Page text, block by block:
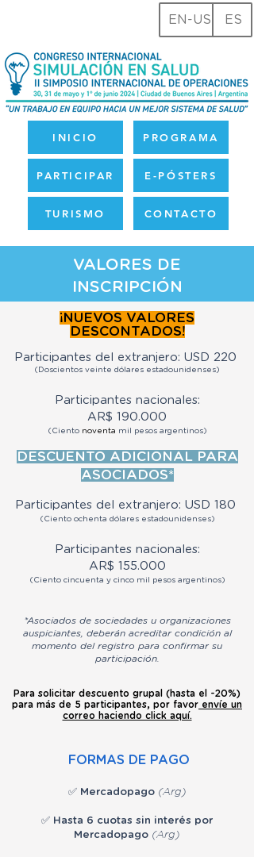
EN-US ES
VALORES DE
INSCRIPCIÓN
INICIO
PARTICIPAR
TURISMO
PROGRAMA
E-PÓSTERS
CONTACTO
¡NUEVOS VALORES
DESCONTADOS!
Participantes del extranjero: USD 220
(Doscientos veinte dólares estadounidenses)
Participantes nacionales:
AR$ 190.000
(Cientonoventa mil pesos argentinos)
DESCUENTO ADICIONAL PARA
ASOCIADOS*
Participantes del extranjero: USD 180
(Ciento ochenta dólares estadounidenses)
Participantes nacionales:
AR$ 155.000
(Ciento cincuenta y cinco mil pesos argentinos)
*Asociados de sociedades u organizaciones
auspiciantes, deberán acreditar condición al
momento del registro para confirmar su
participación.
Para solicitar descuento grupal (hasta el -20%)
para más de 5 participantes, por favor envíe un
correo haciendo click aquí.
FORMAS DE PAGO
✅ Mercadopago(Arg)
✅ Hasta 6 cuotas sin interés por
Mercadopago (Arg)